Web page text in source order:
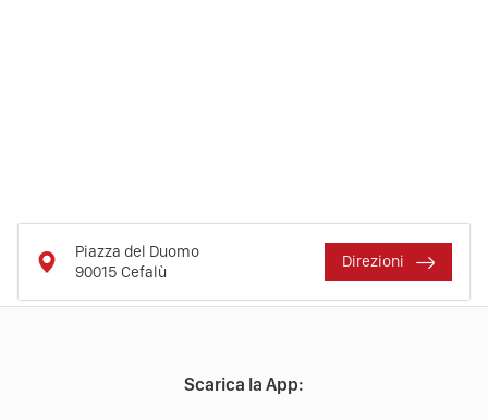
Piazza del Duomo
90015 Cefalù
Direzioni
Scarica la App: